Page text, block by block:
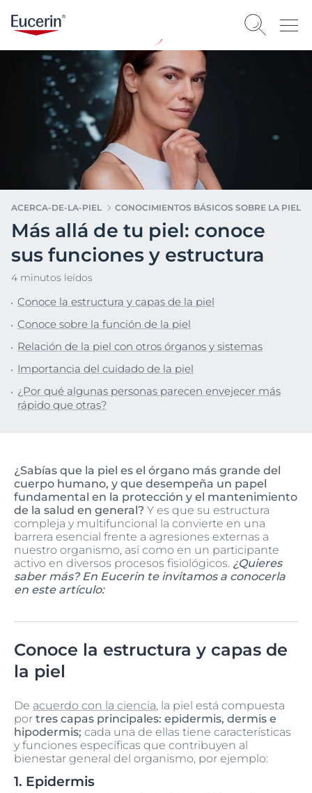
ACERCA-DE-LA-PIEL CONOCIMIENTOS BÁSICOS SOBRE LA PIEL
Más allá de tu piel: conoce
sus funciones y estructura
4 minutos leídos
Conoce la estructura y capas de la piel
Conoce sobre la función de la piel
Relación de la piel con otros órganos y sistemas
Importancia del cuidado de la piel
¿Por qué algunas personas parecen envejecer más
rápido que otras?
¿Sabías que la piel es el órgano más grande del
cuerpo humano, y que desempeña un papel
fundamental en la protección y el mantenimiento
de la salud en general? Y es que su estructura
compleja y multifuncional la convierte en una
barrera esencial frente a agresiones externas a
nuestro organismo, así como en un participante
activo en diversos procesos fisiológicos. ¿Quieres
saber más? En Eucerin te invitamos a conocerla
en este artículo:
Conoce la estructura y capas de
la piel
De acuerdo con la ciencia, la piel está compuesta
por tres capas principales: epidermis, dermis e
hipodermis; cada una de ellas tiene características
y funciones específicas que contribuyen al
bienestar general del organismo, por ejemplo:
1. Epidermis